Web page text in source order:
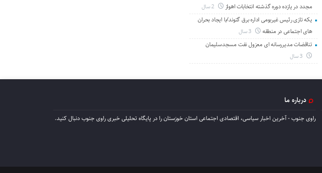
مجدد در یازده دوره گذشته انتخابات اهواز
یکه تازی رئیس غیربومی اداره برق گتوند/با ایجاد بحران
های اجتماعی در منطقه
تناقضات مدیررسانه ای معزول نفت مسجدسلیمان
درباره ما
راوی جنوب - آخرین اخبار سیاسی، اقتصادی اجتماعی استان خوزستان را در پایگاه تحلیلی خبری راوی جنوب دنبال کنید.